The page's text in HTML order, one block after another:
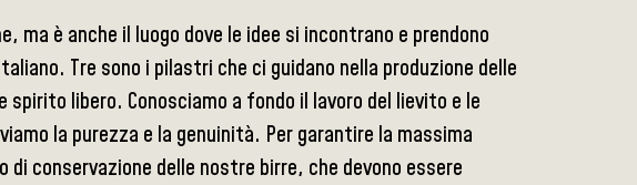
ma è anche il luogo dove le idee si incontrano e prendono
Tre sono i pilastri che ci guidano nella produzione delle
libero. Conosciamo a fondo il lavoro del lievito e le
la purezza e la genuinità. Per garantire la massima
conservazione delle nostre birre, che devono essere